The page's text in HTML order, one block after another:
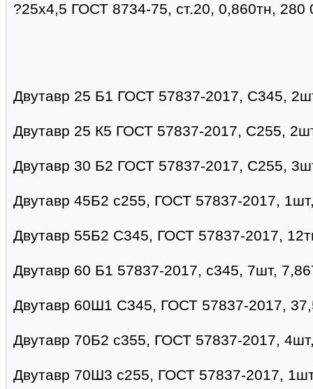
?25х4,5 ГОСТ 8734-75, ст.20, 0,860тн,
Двутавр 25 Б1 ГОСТ 57837-2017, С345,
Двутавр 25 К5 ГОСТ 57837-2017, С255,
Двутавр 30 Б2 ГОСТ 57837-2017, С255,
Двутавр 45Б2 с255, ГОСТ 57837-2017,
Двутавр 55Б2 С345, ГОСТ 57837-2017,
Двутавр 60 Б1 57837-2017, с345, 7шт,
Двутавр 60Ш1 С345, ГОСТ 57837-2017,
Двутавр 70Б2 с355, ГОСТ 57837-2017,
Двутавр 70Ш3 с255, ГОСТ 57837-2017,